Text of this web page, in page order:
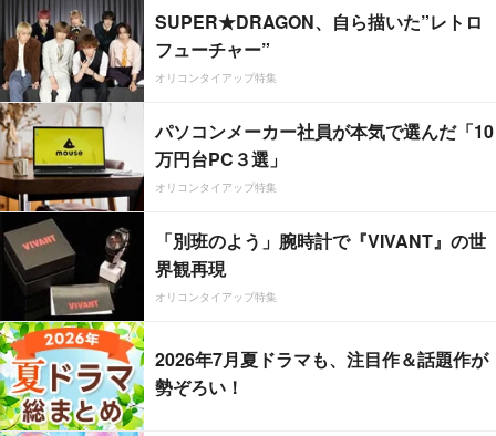
SUPER★DRAGON、自ら描いた”レトロ
フューチャー”
オリコンタイアップ特集
パソコンメーカー社員が本気で選んだ「10
万円台PC３選」
オリコンタイアップ特集
「別班のよう」腕時計で『VIVANT』の世
界観再現
オリコンタイアップ特集
2026年7月夏ドラマも、注目作＆話題作が
勢ぞろい！